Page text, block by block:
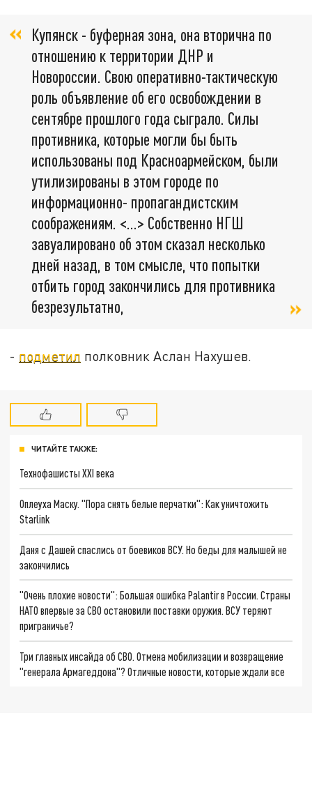
Купянск - буферная зона, она вторична по
отношению к территории ДНР и
Новороссии. Свою оперативно-тактическую
роль объявление об его освобождении в
сентябре прошлого года сыграло. Силы
противника, которые могли бы быть
использованы под Красноармейском, были
утилизированы в этом городе по
информационно- пропагандистским
соображениям. <…> Собственно НГШ
завуалировано об этом сказал несколько
дней назад, в том смысле, что попытки
отбить город закончились для противника
безрезультатно,
- подметил полковник Аслан Нахушев.
ЧИТАЙТЕ ТАКЖЕ:
Технофашисты XXI века
Оплеуха Маску. "Пора снять белые перчатки": Как уничтожить
Starlink
Даня с Дашей спаслись от боевиков ВСУ. Но беды для малышей не
закончились
"Очень плохие новости": Большая ошибка Palantir в России. Страны
НАТО впервые за СВО остановили поставки оружия. ВСУ теряют
приграничье?
Три главных инсайда об СВО. Отмена мобилизации и возвращение
"генерала Армагеддона"? Отличные новости, которые ждали все